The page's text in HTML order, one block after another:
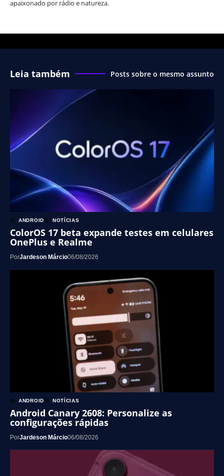
apaixonado por rádio e natureza.
Leia também Posts sobre o mesmo assunto
ANDROID NOTÍCIAS
ColorOS 17 beta expande testes em celulares
OnePlus e Realme
PorJardeson Márcio06/08/2026
ANDROID NOTÍCIAS
Android Canary 2608: Personalize as
configurações rápidas
PorJardeson Márcio06/08/2026